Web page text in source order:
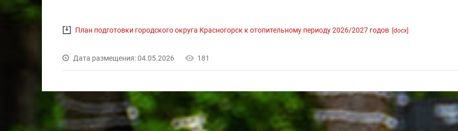
План подготовки городского округа Красногорск к отопительному периоду 2026/2027 годов [docx]
Дата размещения: 04.05.2026 181